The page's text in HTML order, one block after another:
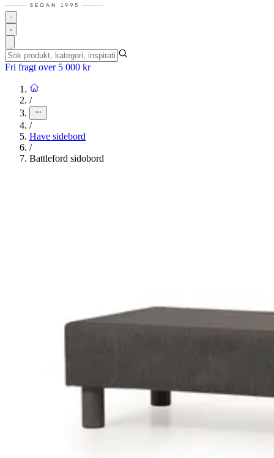
Fri fragt over 5 000 kr
/
/
Have sidebord
/
Battleford sidobord